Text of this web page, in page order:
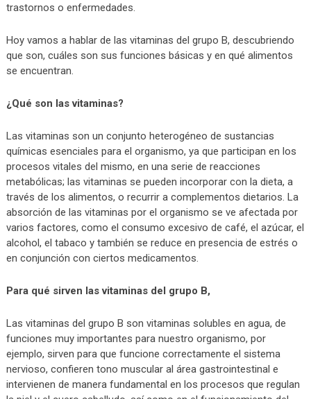
trastornos o enfermedades.
Hoy vamos a hablar de las vitaminas del grupo B, descubriendo
que son, cuáles son sus funciones básicas y en qué alimentos
se encuentran.
¿Qué son las vitaminas?
Las vitaminas son un conjunto heterogéneo de sustancias
químicas esenciales para el organismo, ya que participan en los
procesos vitales del mismo, en una serie de reacciones
metabólicas; las vitaminas se pueden incorporar con la dieta, a
través de los alimentos, o recurrir a complementos dietarios. La
absorción de las vitaminas por el organismo se ve afectada por
varios factores, como el consumo excesivo de café, el azúcar, el
alcohol, el tabaco y también se reduce en presencia de estrés o
en conjunción con ciertos medicamentos.
Para qué sirven las vitaminas del grupo B,
Las vitaminas del grupo B son vitaminas solubles en agua, de
funciones muy importantes para nuestro organismo, por
ejemplo, sirven para que funcione correctamente el sistema
nervioso, confieren tono muscular al área gastrointestinal e
intervienen de manera fundamental en los procesos que regulan